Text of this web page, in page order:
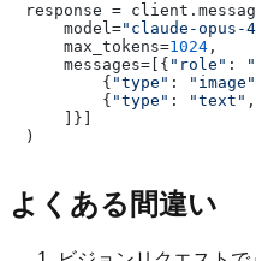
response =
    model=
"claude-opus-
    max_tokens=
1024 ,
    messages=[{
"role" :
        {
"type" : "image"
        {
"type" : "text" ,
    ]}]
よくある間違い